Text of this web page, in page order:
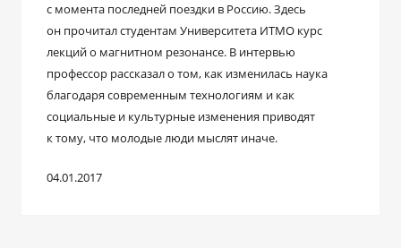
с момента последней поездки в Россию. Здесь
он прочитал студентам Университета ИТМО курс
лекций о магнитном резонансе. В интервью
профессор рассказал о том, как изменилась наука
благодаря современным технологиям и как
социальные и культурные изменения приводят
к тому, что молодые люди мыслят иначе.
04.01.2017